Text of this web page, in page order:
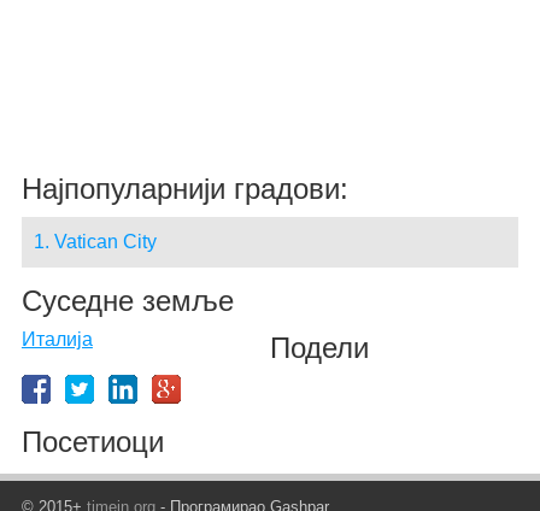
Најпопуларнији градови:
1. Vatican City
Суседне земље
Италија Подели
Посетиоци
© 2015+ timein.org- Програмирао Gashpar